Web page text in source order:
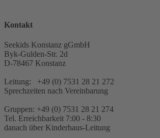
Kontakt
Seekids Konstanz gGmbH
Byk-Gulden-Str. 2d
D-78467 Konstanz
Leitung: +49 (0) 7531 28 21 272
Sprechzeiten nach Vereinbarung
Gruppen: +49 (0) 7531 28 21 274
Tel. Erreichbarkeit 7:00 - 8:30
danach über Kinderhaus-Leitung